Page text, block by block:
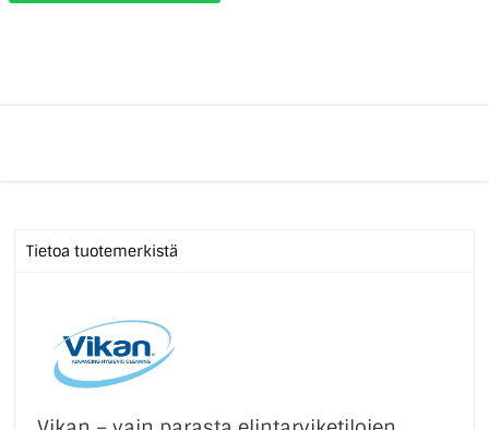
Tietoa tuotemerkistä